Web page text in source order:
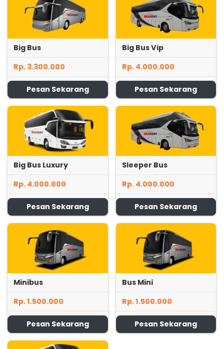
Big Bus
Rp. 3.300.000
Pesan Sekarang
Big Bus Vip
Rp. 4.000.000
Pesan Sekarang
Big Bus Luxury
Rp. 4.000.000
Pesan Sekarang
Sleeper Bus
Rp. 4.000.000
Pesan Sekarang
Minibus
Rp. 1.500.000
Pesan Sekarang
Bus Mini
Rp. 1.500.000
Pesan Sekarang